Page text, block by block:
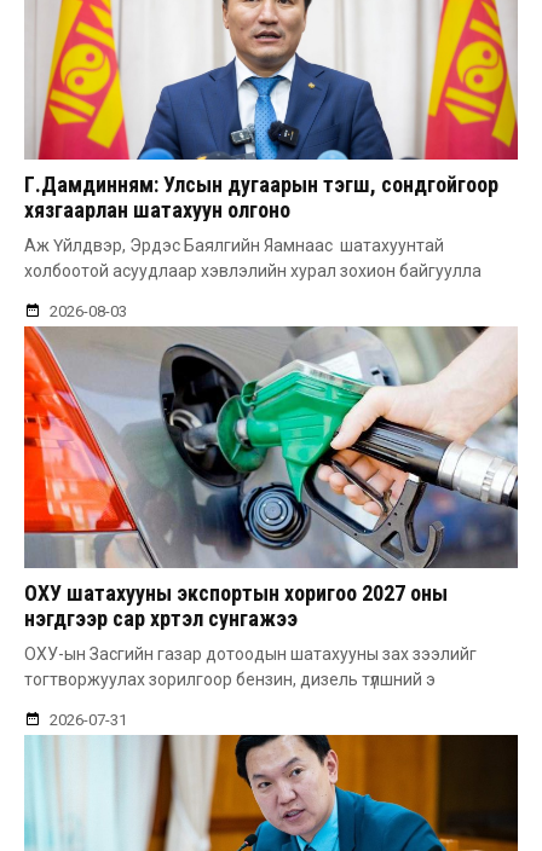
Г.Дамдинням: Улсын дугаарын тэгш, сондгойгоор
хязгаарлан шатахуун олгоно
Аж Үйлдвэр, Эрдэс Баялгийн Яамнаас шатахуунтай
холбоотой асуудлаар хэвлэлийн хурал зохион байгуулла
2026-08-03
ОХУ шатахууны экспортын хоригоо 2027 оны
нэгдүгээр сар хүртэл сунгажээ
ОХУ-ын Засгийн газар дотоодын шатахууны зах зээлийг
тогтворжуулах зорилгоор бензин, дизель түлшний э
2026-07-31